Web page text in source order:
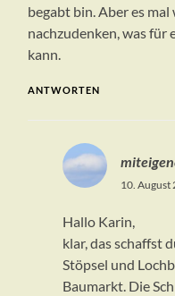
begabt bin. Aber es
nachzudenken, was für
kann.
ANTWORTEN
10. August
Hallo Karin,
klar, das schaffst
Stöpsel und
Baumarkt. Die